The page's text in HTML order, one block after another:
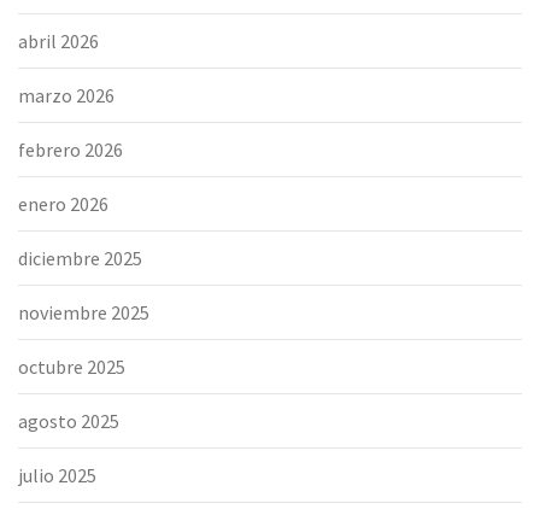
abril 2026
marzo 2026
febrero 2026
enero 2026
diciembre 2025
noviembre 2025
octubre 2025
agosto 2025
julio 2025